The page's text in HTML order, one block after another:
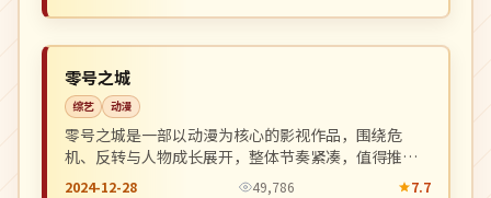
韩国
零号之城
综艺 动漫
零号之城是一部以动漫为核心的影视作品，围绕危
机、反转与人物成长展开，整体节奏紧凑，值得推荐
观看。
2024-12-28 49,786 7.7